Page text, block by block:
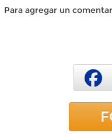
Para agregar un